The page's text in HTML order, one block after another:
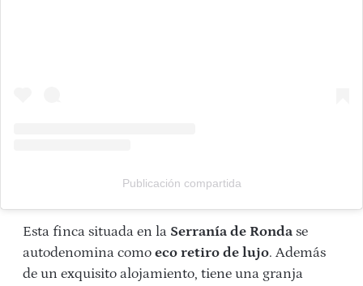
Publicación compartida
Esta finca situada en la Serranía de Ronda se
autodenomina como eco retiro de lujo. Además
de un exquisito alojamiento, tiene una granja